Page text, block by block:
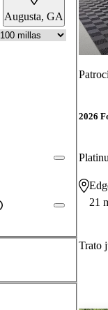
Augusta, GA
2026
21
Trato